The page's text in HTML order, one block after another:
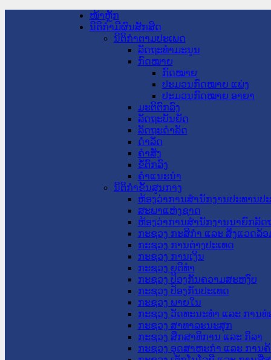
ໜ້າຫຼັກ
ນິຕິກໍາມີຜົນສັກສິດ
ນິຕິກໍາຕາມປະເພດ
ລັດຖະທໍາມະນູນ
ກົດໝາຍ
ກົດໝາຍ
ປະມວນກົດໝາຍ ແພ່ງ
ປະມວນກົດໝາຍ ອາຍາ
ມະຕິຕົກລົງ
ລັດຖະບັນຍັດ
ລັດຖະດໍາລັດ
ດໍາລັດ
ຄໍາສັ່ງ
ຂໍ້ຕົກລົງ
ຄໍາແນະນໍາ
ນິຕິກໍາຂັ້ນສູນກາງ
ຫ້ອງວ່າການສໍານັກງານປະທານປ
ສະພາແຫ່ງຊາດ
ຫ້ອງວ່າການສຳນັກງານນາຍົກລັດ
ກະຊວງ ກະສິກຳ ແລະ ສິ່ງແວດລ້ອ
ກະຊວງ ການຕ່າງປະເທດ
ກະຊວງ ການເງິນ
ກະຊວງ ຍຸຕິທໍາ
ກະຊວງ ປ້ອງກັນຄວາມສະຫງົບ
ກະຊວງ ປ້ອງກັນປະເທດ
ກະຊວງ ພາຍໃນ
ກະຊວງ ວັດທະນະທຳ ແລະ ການທ່
ກະຊວງ ສາທາລະນະສຸກ
ກະຊວງ ສຶກສາທິການ ແລະ ກິລາ
ກະຊວງ ອຸດສາຫະກຳ ແລະ ການຄ້